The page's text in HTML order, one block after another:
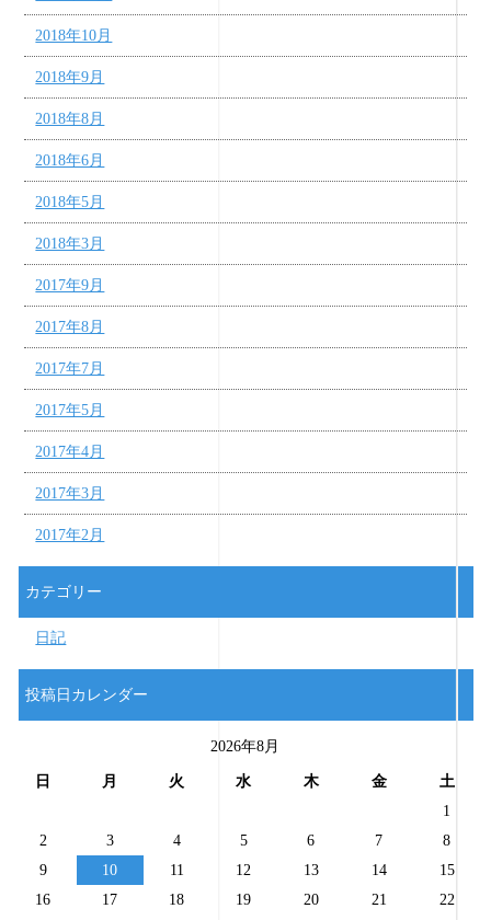
2018年10月
2018年9月
2018年8月
2018年6月
2018年5月
2018年3月
2017年9月
2017年8月
2017年7月
2017年5月
2017年4月
2017年3月
2017年2月
カテゴリー
日記
投稿日カレンダー
2026年8月
日 月 火 水 木 金
土
1
2
3 4 5 6 7
8
9
10 11 12 13 14
15
16
17 18 19 20 21 22